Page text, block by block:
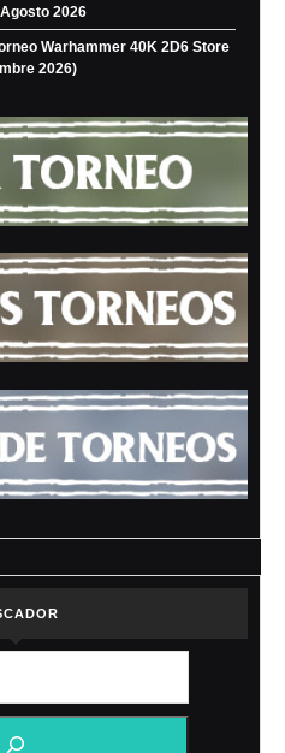
2026
Warhammer 40K 2D6 Store
2026)